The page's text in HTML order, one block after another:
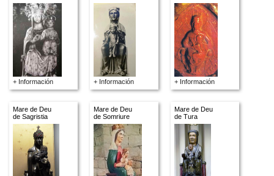
+ Información + Información + Información
Mare de Deu
de Sagristia
Mare de Deu
de Somriure
Mare de Deu
de Tura